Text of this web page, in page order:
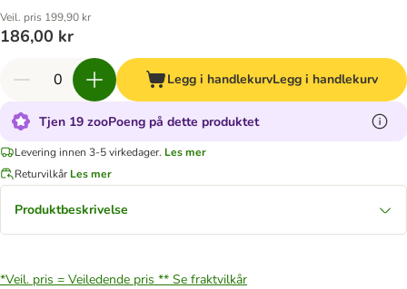
Veil. pris 199,90 kr
186,00 kr
Legg i handlekurvLegg i handlekurv
Tjen 19 zooPoeng på dette produktet
Levering innen 3-5 virkedager. Les mer
Returvilkår Les mer
Produktbeskrivelse
*Veil. pris = Veiledende pris ** Se fraktvilkår